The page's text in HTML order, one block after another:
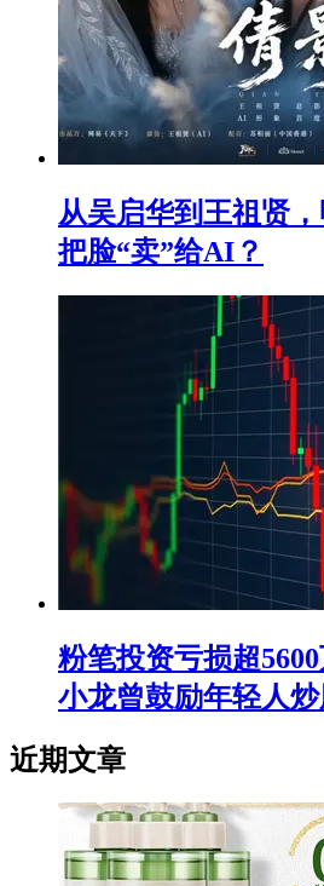
从吴启华到王祖贤
把脸“卖”给AI？
粉笔投资亏损超
小龙曾鼓励年轻人
近期文章